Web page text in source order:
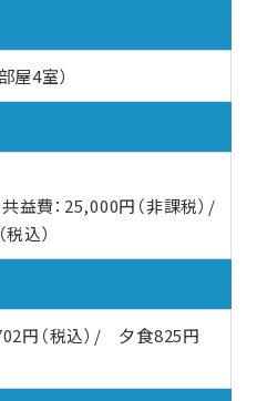
屋4室）
益費：25,000円（非課税）/
込）
円（税込）/ 夕食825円